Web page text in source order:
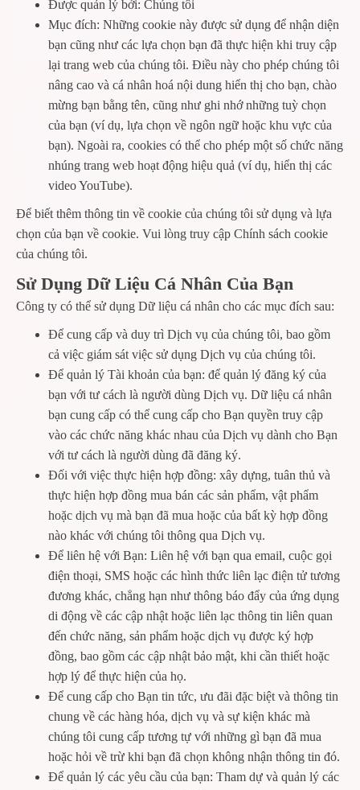
Được quản lý bởi: Chúng tôi
Mục đích: Những cookie này được sử dụng để nhận diện
bạn cũng như các lựa chọn bạn đã thực hiện khi truy cập
lại trang web của chúng tôi. Điều này cho phép chúng tôi
nâng cao và cá nhân hoá nội dung hiển thị cho bạn, chào
mừng bạn bằng tên, cũng như ghi nhớ những tuỳ chọn
của bạn (ví dụ, lựa chọn về ngôn ngữ hoặc khu vực của
bạn). Ngoài ra, cookies có thể cho phép một số chức năng
nhúng trang web hoạt động hiệu quả (ví dụ, hiển thị các
video YouTube).
Để biết thêm thông tin về cookie của chúng tôi sử dụng và lựa
chọn của bạn về cookie. Vui lòng truy cập Chính sách cookie
của chúng tôi.
Sử Dụng Dữ Liệu Cá Nhân Của Bạn
Công ty có thể sử dụng Dữ liệu cá nhân cho các mục đích sau:
Để cung cấp và duy trì Dịch vụ của chúng tôi, bao gồm
cả việc giám sát việc sử dụng Dịch vụ của chúng tôi.
Để quản lý Tài khoản của bạn: để quản lý đăng ký của
bạn với tư cách là người dùng Dịch vụ. Dữ liệu cá nhân
bạn cung cấp có thể cung cấp cho Bạn quyền truy cập
vào các chức năng khác nhau của Dịch vụ dành cho Bạn
với tư cách là người dùng đã đăng ký.
Đối với việc thực hiện hợp đồng: xây dựng, tuân thủ và
thực hiện hợp đồng mua bán các sản phẩm, vật phẩm
hoặc dịch vụ mà bạn đã mua hoặc của bất kỳ hợp đồng
nào khác với chúng tôi thông qua Dịch vụ.
Để liên hệ với Bạn: Liên hệ với bạn qua email, cuộc gọi
điện thoại, SMS hoặc các hình thức liên lạc điện tử tương
đương khác, chẳng hạn như thông báo đẩy của ứng dụng
di động về các cập nhật hoặc liên lạc thông tin liên quan
đến chức năng, sản phẩm hoặc dịch vụ được ký hợp
đồng, bao gồm các cập nhật bảo mật, khi cần thiết hoặc
hợp lý để thực hiện của họ.
Để cung cấp cho Bạn tin tức, ưu đãi đặc biệt và thông tin
chung về các hàng hóa, dịch vụ và sự kiện khác mà
chúng tôi cung cấp tương tự với những gì bạn đã mua
hoặc hỏi về trừ khi bạn đã chọn không nhận thông tin đó.
Để quản lý các yêu cầu của bạn: Tham dự và quản lý các